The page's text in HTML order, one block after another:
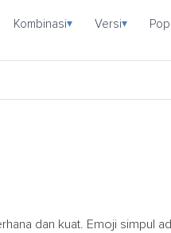
Kombinasi▾ Versi▾
dan kuat. Emoji simpul